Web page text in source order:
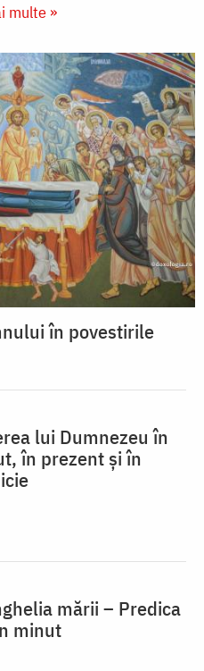
multe »
în povestirile
lui Dumnezeu în
în prezent și în
mării – Predica
minut